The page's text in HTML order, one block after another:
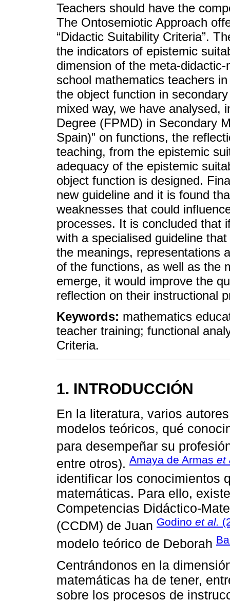
Teachers should have the
The Ontosemiotic Approach
“Didactic Suitability Criteria”.
the indicators of epistemic
dimension of the meta-
school mathematics teachers
the object function in
mixed way, we have analysed,
Degree (FPMD) in Secondary
Spain)” on functions, the
teaching, from the epistemic
adequacy of the epistemic
object function is designed.
new guideline and it is found
weaknesses that could
processes. It is concluded that
with a specialised guideline
the meanings, representations
of the functions, as well as the
emerge, it would improve the
reflection on their instructional
Keywords: mathematics
teacher training; functional
Criteria.
1. INTRODUCCIÓN
En la literatura, varios
modelos teóricos, qué
para desempeñar su
entre otros). Amaya de Armas et
identificar los conocimientos
matemáticas. Para ello,
Competencias Didáctico-
(CCDM) de Juan Godino et al.
modelo teórico de Deborah
Centrándonos en la
matemáticas ha de tener,
sobre los procesos de